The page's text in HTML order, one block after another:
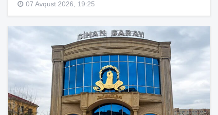
07 Avqust 2026, 19:25